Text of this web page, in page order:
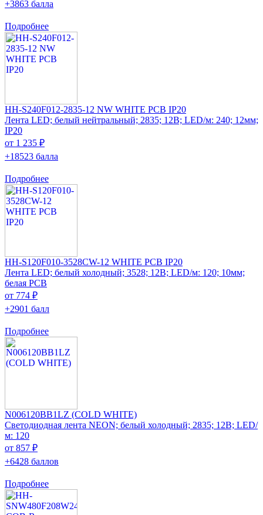
+3863 балла
Подробнее
HH-S240F012-2835-12 NW WHITE PCB IP20
Лента LED; белый нейтральный; 2835; 12В; LED/м: 240; 12мм;
IP20
от 1 235 ₽
+18523 балла
Подробнее
HH-S120F010-3528CW-12 WHITE PCB IP20
Лента LED; белый холодный; 3528; 12В; LED/м: 120; 10мм;
белая PCB
от 774 ₽
+2901 балл
Подробнее
N006120BB1LZ (COLD WHITE)
Светодиодная лента NEON; белый холодный; 2835; 12В; LED/
м: 120
от 857 ₽
+6428 баллов
Подробнее